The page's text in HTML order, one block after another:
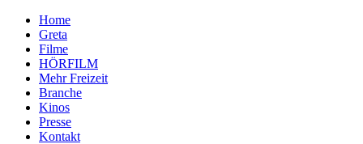
Home
Greta
Filme
HÖRFILM
Mehr Freizeit
Branche
Kinos
Presse
Kontakt